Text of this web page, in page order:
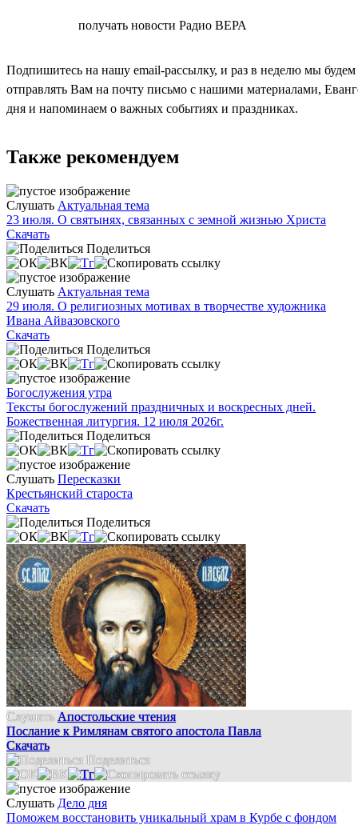
получать новости Радио ВЕРА
Подпишитесь на нашу email-рассылку, и раз в неделю мы будем
отправлять Вам на почту письмо с нашими материалами,
дня и напоминаем о важных событиях и праздниках.
Также рекомендуем
Слушать Актуальная тема
23 июля. О святынях, связанных с земной жизнью Христа
Скачать
Поделиться
Слушать Актуальная тема
29 июля. О религиозных мотивах в творчестве художника
Ивана Айвазовского
Скачать
Поделиться
Богослужения утра
Тексты богослужений праздничных и воскресных дней.
Божественная литургия. 12 июля 2026г.
Поделиться
Слушать Пересказки
Крестьянский староста
Скачать
Поделиться
Слушать Апостольские чтения
Послание к Римлянам святого апостола Павла
Скачать
Поделиться
Слушать Дело дня
Поможем восстановить уникальный храм в Курбе с фондом